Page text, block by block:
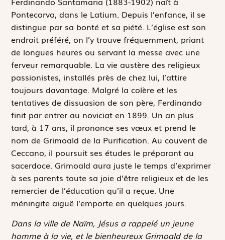
Pontecorvo, dans le Latium. Depuis l’enfance, il se
distingue par sa bonté et sa piété. L’église est son
endroit préféré, on l’y trouve fréquemment, priant
de longues heures ou servant la messe avec une
ferveur remarquable. La vie austère des religieux
passionistes, installés près de chez lui, l’attire
toujours davantage. Malgré la colère et les
tentatives de dissuasion de son père, Ferdinando
finit par entrer au noviciat en 1899. Un an plus
tard, à 17 ans, il prononce ses vœux et prend le
nom de Grimoald de la Purification. Au couvent de
Ceccano, il poursuit ses études le préparant au
sacerdoce. Grimoald aura juste le temps d’exprimer
à ses parents toute sa joie d’être religieux et de les
remercier de l’éducation qu’il a reçue. Une
méningite aiguë l’emporte en quelques jours.
Dans la ville de Naïm, Jésus a rappelé un jeune
homme à la vie, et le bienheureux Grimoald de la